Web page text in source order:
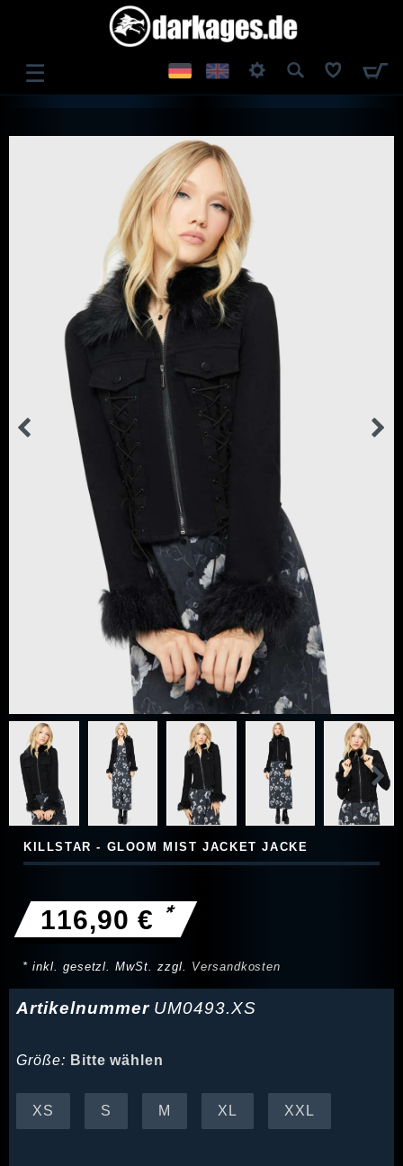
☰
KILLSTAR - GLOOM MIST JACKET JACKE
116,90 € *
* inkl. gesetzl. MwSt. zzgl. Versandkosten
Artikelnummer UM0493.XS
Größe: Bitte wählen
XS S M XL XXL